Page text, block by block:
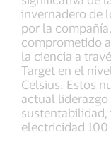
invernadero de
por la
comprometido
la ciencia a
Target en el
Celsius. Estos
actual liderazgo
electricidad